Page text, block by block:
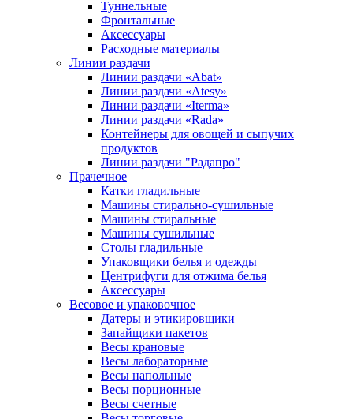
Туннельные
Фронтальные
Аксессуары
Расходные материалы
Линии раздачи
Линии раздачи «Abat»
Линии раздачи «Atesy»
Линии раздачи «Iterma»
Линии раздачи «Rada»
Контейнеры для овощей и сыпучих
продуктов
Линии раздачи "Радапро"
Прачечное
Катки гладильные
Машины стирально-сушильные
Машины стиральные
Машины сушильные
Столы гладильные
Упаковщики белья и одежды
Центрифуги для отжима белья
Аксессуары
Весовое и упаковочное
Датеры и этикировщики
Запайщики пакетов
Весы крановые
Весы лабораторные
Весы напольные
Весы порционные
Весы счетные